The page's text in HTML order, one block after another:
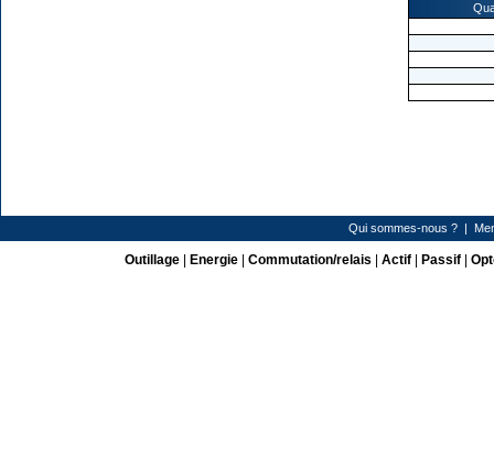
Qui sommes-nous ?|
Outillage| Energie| Commutation/relais Actif| Passif|